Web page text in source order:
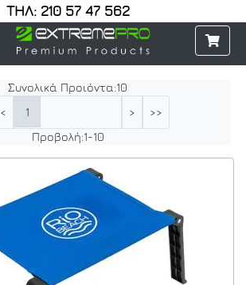
ΤΗΛ: 210 57 47 562
Συνολικά Προιόντα:10
< 1 >
>>
Προβολή:1-10